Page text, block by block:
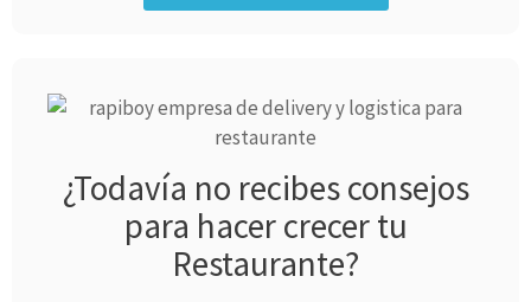
¿Todavía no recibes consejos
para hacer crecer tu
Restaurante?